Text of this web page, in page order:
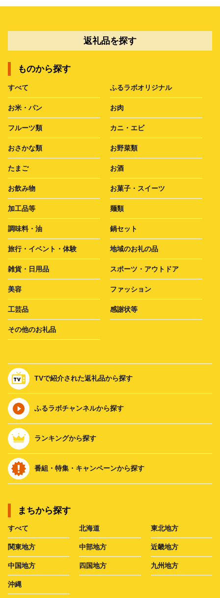
返礼品を探す
ものから探す
すべて ふるラボオリジナル
お米・パン お肉
フルーツ類 カニ・エビ
おさかな類 お野菜類
たまご お酒
お飲み物 お菓子・スイーツ
加工品等 麺類
調味料・油 鍋セット
旅行・イベント・体験 地域のお礼の品
雑貨・日用品 スポーツ・アウトドア
美容 ファッション
工芸品 感謝状等
その他のお礼品
TVで紹介された返礼品から探す
ふるラボチャンネルから探す
ランキングから探す
番組・特集・キャンペーンから探す
まちから探す
すべて 北海道 東北地方
関東地方 中部地方 近畿地方
中国地方 四国地方 九州地方
沖縄